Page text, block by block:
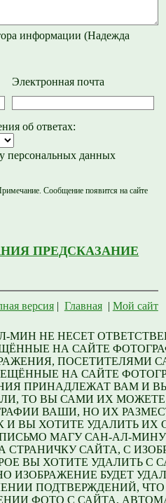
информации (Надежда
Электронная почта
об ответах:
персональных данных
Сообщение появится на сайте
ПРЕДСКАЗАНИЕ
версия| Главная| Мой сайт
МИН НЕ НЕСЕТ
НА САЙТЕ
ПОСЕТИТЕЛЯМИ
НА САЙТЕ
ПРИНАДЛЕЖАТ ВАМ И
ТО ВЫ САМИ ИХ МОЖЕТЕ
ВАШИ, НО ИХ
И ВЫ ХОТИТЕ УДАЛИТЬ ИХ
МАГУ САН-АЛ-
СТРАНИЧКУ САЙТА, С
ВЫ ХОТИТЕ УДАЛИТЬ С
ИЗОБРАЖЕНИЕ БУДЕТ
ПОДТВЕРЖДЕНИЙ,
ФОТО С САЙТА,